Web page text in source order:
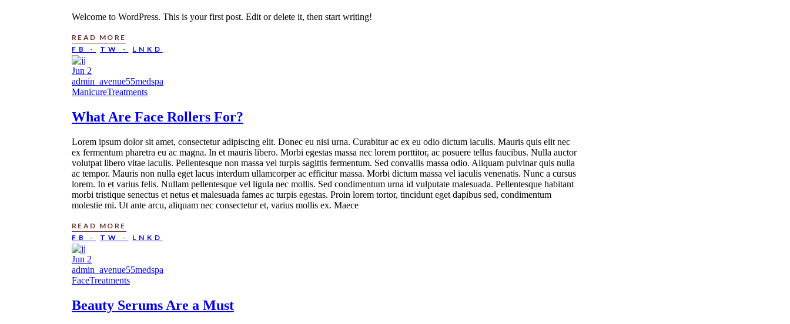
Welcome to WordPress. This is your first post. Edit or delete it, then start writing!
READ MORE
FB
TW LNKD
Jun 2
admin_avenue55medspa
ManicureTreatments
What Are Face Rollers For?
Lorem ipsum dolor sit amet, consectetur adipiscing elit. Donec eu nisi urna. Curabitur ac ex eu odio dictum iaculis. Mauris quis elit nec
ex fermentum pharetra eu ac magna. In et mauris libero. Morbi egestas massa nec lorem porttitor, ac posuere tellus faucibus. Nulla auctor
volutpat libero vitae iaculis. Pellentesque non massa vel turpis sagittis fermentum. Sed convallis massa odio. Aliquam pulvinar quis nulla
ac tempor. Mauris non nulla eget lacus interdum ullamcorper ac efficitur massa. Morbi dictum massa vel iaculis venenatis. Nunc a cursus
lorem. In et varius felis. Nullam pellentesque vel ligula nec mollis. Sed condimentum urna id vulputate malesuada. Pellentesque habitant
morbi tristique senectus et netus et malesuada fames ac turpis egestas. Proin lorem tortor, tincidunt eget dapibus sed, condimentum
molestie mi. Ut ante arcu, aliquam nec consectetur et, varius mollis ex. Maece
READ MORE
FB
TW LNKD
Jun 2
admin_avenue55medspa
FaceTreatments
Beauty Serums Are a Must